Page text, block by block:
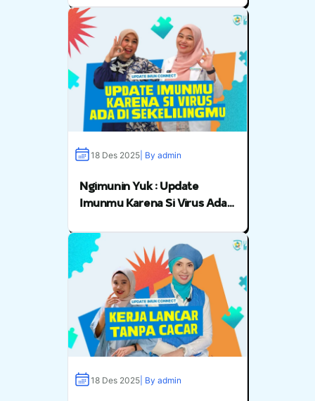
18 Des 2025 | By admin
Ngimunin Yuk : Update
Imunmu Karena Si Virus Ada
Ngabila Salama
18 Des 2025 | By admin